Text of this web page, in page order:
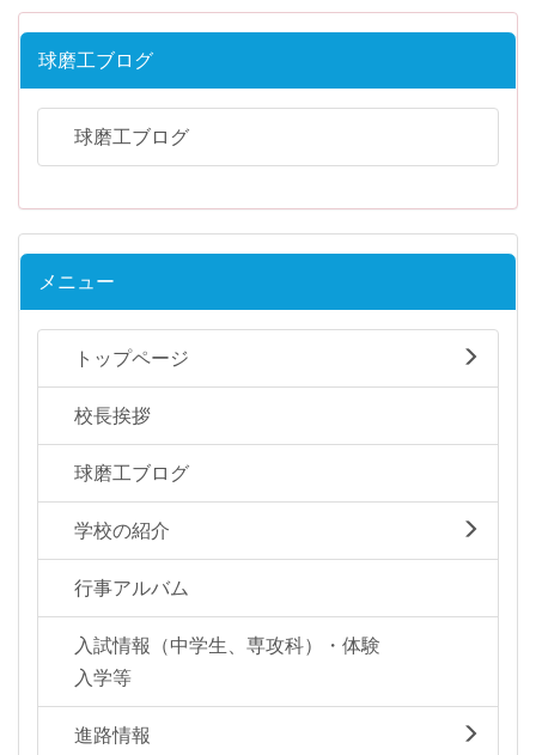
球磨工ブログ
球磨工ブログ
メニュー
トップページ
校長挨拶
球磨工ブログ
学校の紹介
行事アルバム
入試情報（中学生、専攻科）・体験
入学等
進路情報